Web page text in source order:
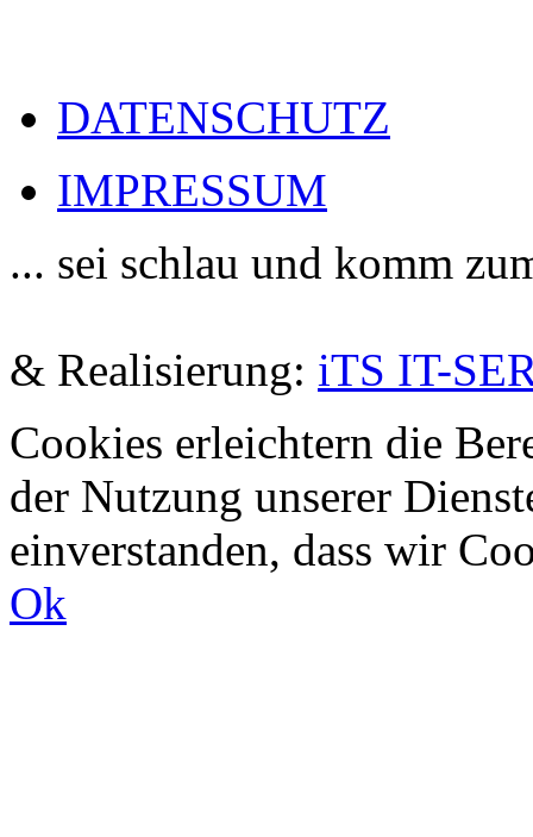
DATENSCHUTZ
IMPRESSUM
... sei schlau und komm
& Realisierung: iTS IT-
Cookies erleichtern die
der Nutzung unserer
einverstanden, dass wir
Ok